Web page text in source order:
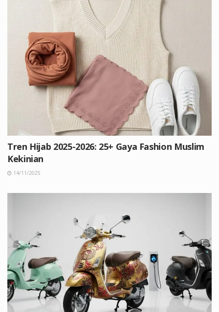
Tren Hijab 2025-2026: 25+ Gaya Fashion Muslim
Kekinian
14/11/2025